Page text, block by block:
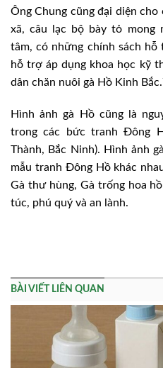
Ông Chung cũng đại diện
xã, câu lạc bộ bày tỏ mong
tâm, có những chính sách
hỗ trợ áp dụng khoa học kỹ
dân chăn nuôi gà Hồ Kinh
Hình ảnh gà Hồ cũng là
trong các bức tranh Đông
Thành, Bắc Ninh). Hình ảnh
mẫu tranh Đông Hồ khác
Gà thư hùng, Gà trống hoa
túc, phú quý và an lành.
BÀI VIẾT LIÊN QUAN